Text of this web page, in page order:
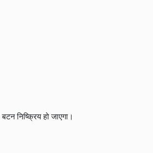
निष्क्रिय हो जाएगा।